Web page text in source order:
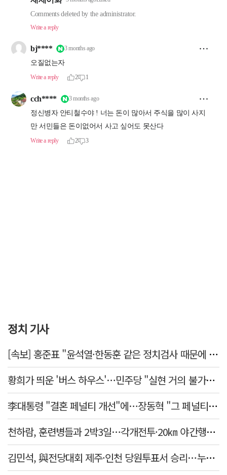
정치 기사
[속보] 홍준표 "윤석열·한동훈 같은 정치검사 때문에 수사권마저 탈취 당해"
황희가 띄운 '버스 하우스'…민주당 "실현 거의 불가능, 해프닝으로 봐달라"
李대통령 "결혼 페널티 개선"에…장동혁 "그 페널티 만든 게 이 정권"
천하람, 훈련병들과 2박3일…각개전투·20㎞ 야간행군 체험
김민석, 與전당대회 제주·인천 당원투표서 승리…누적 득표는 '초박빙'